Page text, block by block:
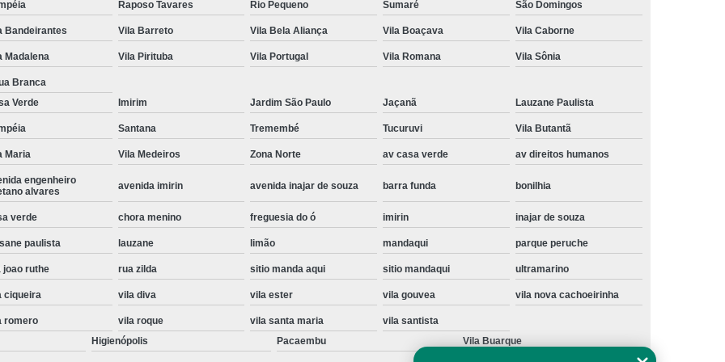
Instalação de Maquina de Lavar Roupa
Instalação de Maquina de Lavar Samsung
Instalação para Maquina de Lavar Roupa
Instalar Maquina de Lavar Samsung
Instalar Maquina Lavar Roupa
Maquina de Lavar Roupa Instalação
Samsung Instalação Maquina de Lavar
Instalação de Lava e Seca
Instalação de Lava e Seca Samsung
Instalação de Maquina Lava e Seca
Instalação Lava e Seca
Instalação Lava e Seca Samsung
Instalação Lava Seca
Instalação Maquina Lava e Seca
Instalação Maquina Lava e Seca Samsung
Instalação Samsung Lava e Seca
Lava e Seca Instalação
Lava e Seca Samsung Instalação
Samsung Instalação Lava e Seca
Manutenção de Fogão
Manutenção de Fogão a Gas
Manutenção de Fogão Electrolux
Manutenção em Fogão
Raposo Tavares Rio Pequeno Sumaré São Domingos
Bandeirantes Vila Barreto Vila Bela Aliança Vila Boaçava Vila Caborne
Madalena Vila Pirituba Vila Portugal Vila Romana Vila Sônia
Branca
Verde Imirim Jardim São Paulo Jaçanã Lauzane Paulista
Santana Tremembé Tucuruvi Vila Butantã
Maria Vila Medeiros Zona Norte av casa verde av direitos humanos
engenheiro
alvares
avenida imirin avenida inajar de souza barra funda bonilhia
verde chora menino freguesia do ó imirin inajar de souza
paulista lauzane limão mandaqui parque peruche
joao ruthe rua zilda sitio manda aqui sitio mandaqui ultramarino
ciqueira vila diva vila ester vila gouvea vila nova cachoeirinha
romero vila roque vila santa maria
vila santista
Higienópolis Pacaembu
Vila Buarque